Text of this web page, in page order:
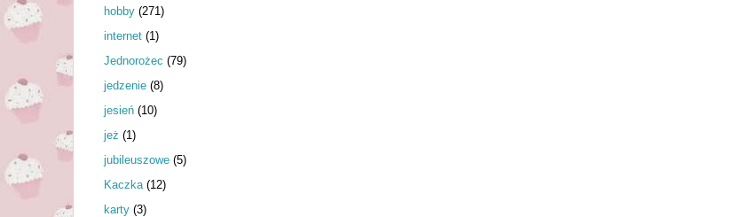
hobby (271)
internet (1)
Jednorożec (79)
jedzenie (8)
jesień (10)
jeż (1)
jubileuszowe (5)
Kaczka (12)
karty (3)